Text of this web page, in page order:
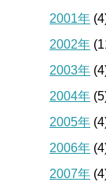
2001年
2002年
2003年
2004年
2005年
2006年
2007年